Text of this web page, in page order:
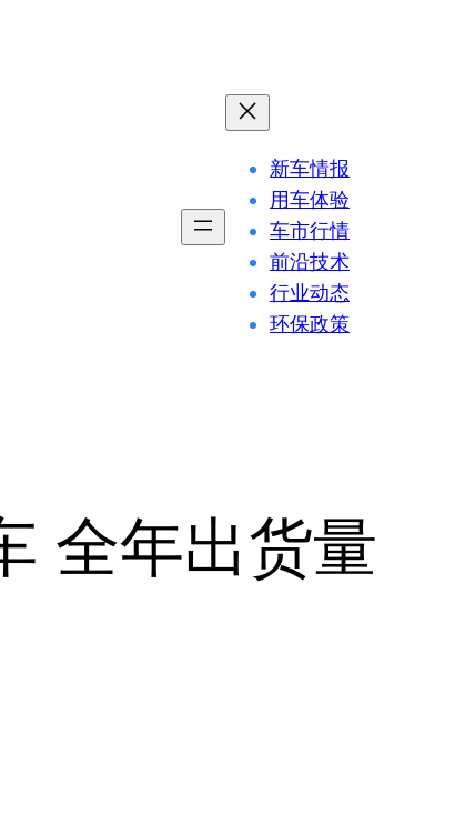
新车情报
用车体验
车市行情
前沿技术
行业动态
环保政策
全年出货量